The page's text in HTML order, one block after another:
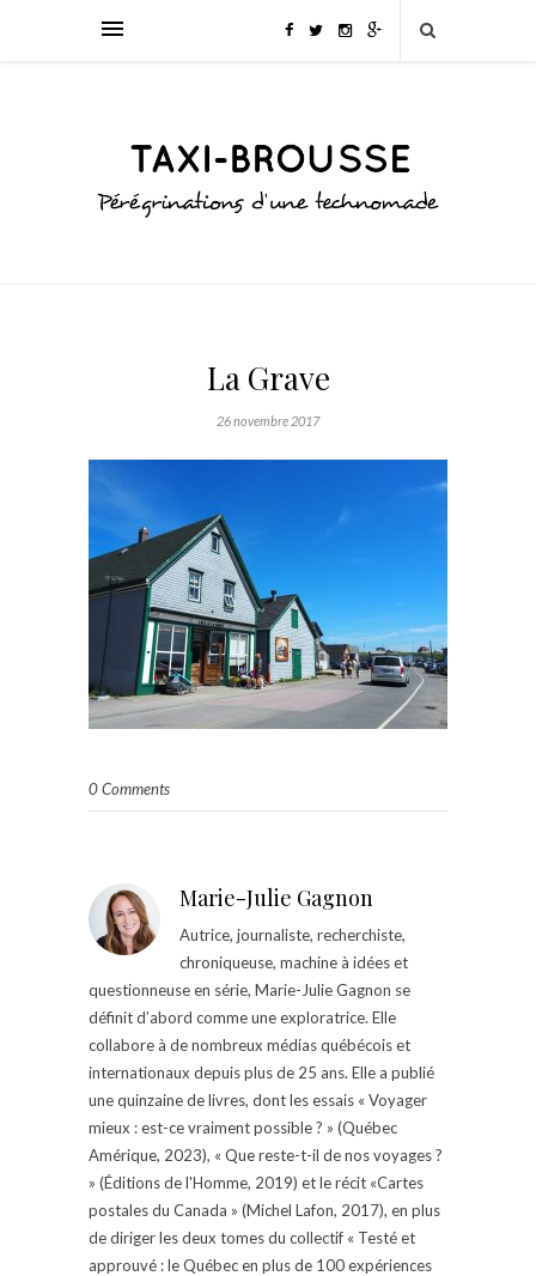
La Grave
26 novembre 2017
0 Comments
Marie-Julie Gagnon
Autrice, journaliste, recherchiste,
chroniqueuse, machine à idées et
questionneuse en série, Marie-Julie Gagnon se
définit d’abord comme une exploratrice. Elle
collabore à de nombreux médias québécois et
internationaux depuis plus de 25 ans. Elle a publié
une quinzaine de livres, dont les essais « Voyager
mieux : est-ce vraiment possible ? » (Québec
Amérique, 2023), « Que reste-t-il de nos voyages ?
» (Éditions de l'Homme, 2019) et le récit «Cartes
postales du Canada » (Michel Lafon, 2017), en plus
de diriger les deux tomes du collectif « Testé et
approuvé : le Québec en plus de 100 expériences